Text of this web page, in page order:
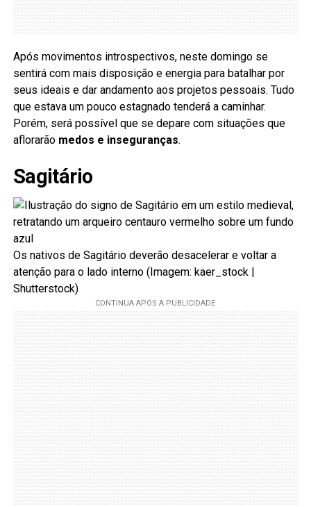
Após movimentos introspectivos, neste domingo se
sentirá com mais disposição e energia para batalhar por
seus ideais e dar andamento aos projetos pessoais. Tudo
que estava um pouco estagnado tenderá a caminhar.
Porém, será possível que se depare com situações que
aflorarãomedos e inseguranças.
Sagitário
Os nativos de Sagitário deverão desacelerar e voltar a
atenção para o lado interno (Imagem: kaer_stock |
Shutterstock)